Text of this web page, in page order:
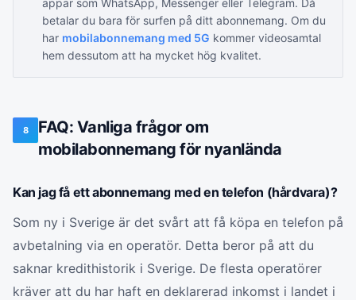
appar som WhatsApp, Messenger eller Telegram. Då
betalar du bara för surfen på ditt abonnemang. Om du
har mobilabonnemang med 5G kommer videosamtal
hem dessutom att ha mycket hög kvalitet.
8
FAQ: Vanliga frågor om
mobilabonnemang för nyanlända
Kan jag få ett abonnemang med en telefon (hårdvara)?
Som ny i Sverige är det svårt att få köpa en telefon på
avbetalning via en operatör. Detta beror på att du
saknar kredithistorik i Sverige. De flesta operatörer
kräver att du har haft en deklarerad inkomst i landet i